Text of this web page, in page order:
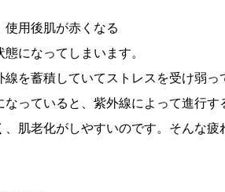
使用後肌が赤くなる
になってしまいます。
線を蓄積していてストレスを受け弱っ
っていると、紫外線によって進行す
、肌老化がしやすいのです。そんな